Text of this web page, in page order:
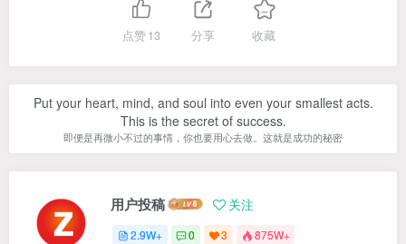
点赞13 分享 收藏
Put your heart, mind, and soul into even your smallest acts.
This is the secret of success.
即便是再微小不过的事情，你也要用心去做。这就是成功的秘密
用户投稿 关注
2.9W+ 0 3 875W+